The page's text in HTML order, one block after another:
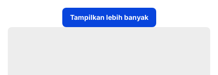
Tampilkan lebih banyak